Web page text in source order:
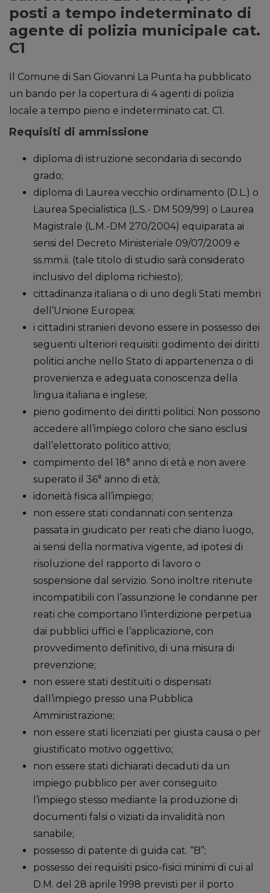
posti a tempo indeterminato di
agente di polizia municipale cat.
C1
Il Comune di San Giovanni La Punta ha pubblicato
un bando per la copertura di 4 agenti di polizia
locale a tempo pieno e indeterminato cat. C1.
Requisiti di ammissione
diploma di istruzione secondaria di secondo
grado;
diploma di Laurea vecchio ordinamento (D.L.) o
Laurea Specialistica (L.S.- DM 509/99) o Laurea
Magistrale (L.M.-DM 270/2004) equiparata ai
sensi del Decreto Ministeriale 09/07/2009 e
ss.mm.ii. (tale titolo di studio sarà considerato
inclusivo del diploma richiesto);
cittadinanza italiana o di uno degli Stati membri
dell’Unione Europea;
i cittadini stranieri devono essere in possesso dei
seguenti ulteriori requisiti: godimento dei diritti
politici anche nello Stato di appartenenza o di
provenienza e adeguata conoscenza della
lingua italiana e inglese;
pieno godimento dei diritti politici. Non possono
accedere all’impiego coloro che siano esclusi
dall’elettorato politico attivo;
compimento del 18° anno di età e non avere
superato il 36° anno di età;
idoneità fisica all’impiego;
non essere stati condannati con sentenza
passata in giudicato per reati che diano luogo,
ai sensi della normativa vigente, ad ipotesi di
risoluzione del rapporto di lavoro o
sospensione dal servizio. Sono inoltre ritenute
incompatibili con l’assunzione le condanne per
reati che comportano l’interdizione perpetua
dai pubblici uffici e l’applicazione, con
provvedimento definitivo, di una misura di
prevenzione;
non essere stati destituiti o dispensati
dall’impiego presso una Pubblica
Amministrazione;
non essere stati licenziati per giusta causa o per
giustificato motivo oggettivo;
non essere stati dichiarati decaduti da un
impiego pubblico per aver conseguito
l’impiego stesso mediante la produzione di
documenti falsi o viziati da invalidità non
sanabile;
possesso di patente di guida cat. “B”;
possesso dei requisiti psico-fisici minimi di cui al
D.M. del 28 aprile 1998 previsti per il porto